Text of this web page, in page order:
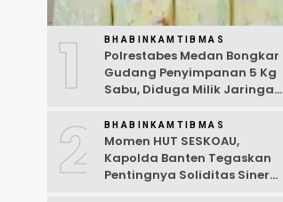
1 BHABINKAMTIBMAS
Polrestabes Medan Bongkar
Gudang Penyimpanan 5 Kg
Sabu, Diduga Milik Jaringan
2 BHABINKAMTIBMAS
Momen HUT SESKOAU,
Kapolda Banten Tegaskan
Pentingnya Soliditas Sinergi